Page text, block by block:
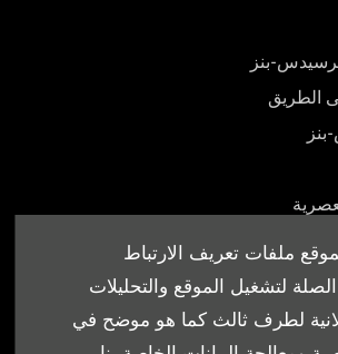
ملفات تعريف الارتباط
لتشغيل الموقع والتحليلات
لطرف ثالث كما هو موضح في
بنز
الطريق